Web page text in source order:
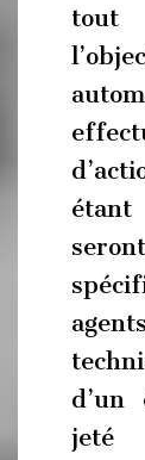
tout
étant
d’un
jeté